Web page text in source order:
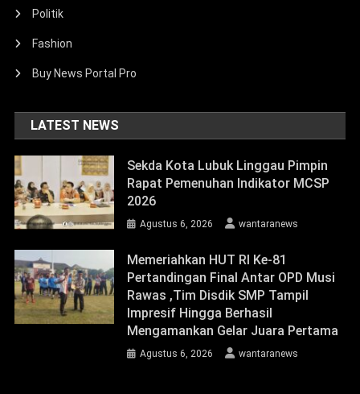
Politik
Fashion
Buy News Portal Pro
LATEST NEWS
Sekda Kota Lubuk Linggau Pimpin
Rapat Pemenuhan Indikator MCSP
2026
Agustus 6, 2026 wantaranews
Memeriahkan HUT RI Ke-81
Pertandingan Final Antar OPD Musi
Rawas ,Tim Disdik SMP Tampil
Impresif Hingga Berhasil
Mengamankan Gelar Juara Pertama
Agustus 6, 2026 wantaranews